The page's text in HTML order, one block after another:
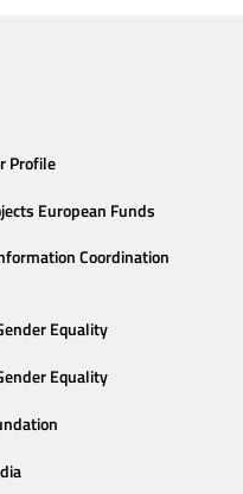
Profile
European Funds
Coordination
Equality
Equality